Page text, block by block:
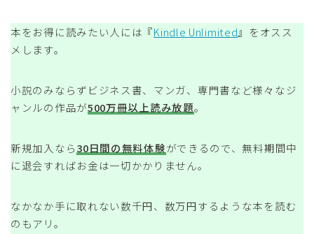
本をお得に読みたい人には『Kindle Unlimited』をオスス
メします。
小説のみならずビジネス書、マンガ、専門書など様々なジ
ャンルの作品が500万冊以上読み放題。
新規加入なら30日間の無料体験ができるので、無料期間中
に退会すればお金は一切かかりません。
なかなか手に取れない数千円、数万円するような本を読む
のもアリ。